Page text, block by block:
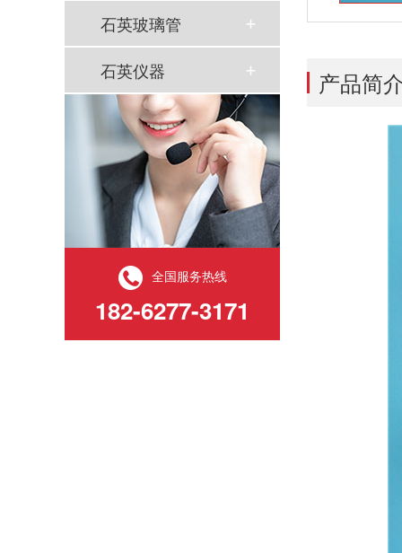
石英玻璃管
石英仪器
全国服务热线
182-6277-3171
产品简